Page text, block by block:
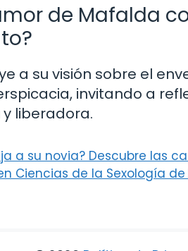
de Mafalda
a su visión sobre el
invitando a
liberadora.
a su novia? Descubre las
Ciencias de la Sexología